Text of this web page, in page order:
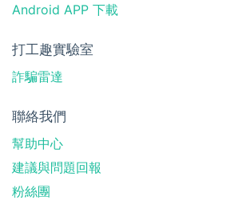
Android APP 下載
打工趣實驗室
詐騙雷達
聯絡我們
幫助中心
建議與問題回報
粉絲團